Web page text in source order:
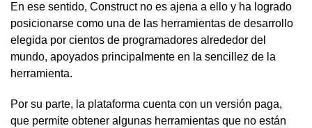
En ese sentido, Construct no es ajena a ello y ha logrado
posicionarse como una de las herramientas de desarrollo
elegida por cientos de programadores alrededor del
mundo, apoyados principalmente en la sencillez de la
herramienta.
Por su parte, la plataforma cuenta con un versión paga,
que permite obtener algunas herramientas que no están